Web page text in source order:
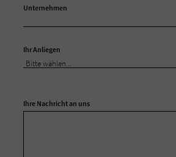
Unternehmen
Ihr Anliegen
Ihre Nachricht an uns